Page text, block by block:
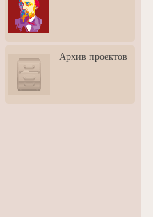
3: Обусловленности
человека и их влияние на
карьеру
скульптором Дмитрием
Тугариновым
АртБульвар в День города
Архив проектов